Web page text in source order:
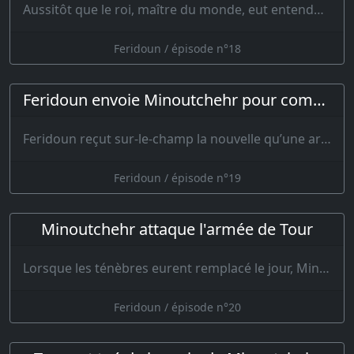
Aussitôt que le roi, maître du monde, eut entendu ce message de ses deux fils aux intent…
Feridoun / épisode n°18
Feridoun envoie Minoutchehr pour combattre Tour et Selm
Feridoun reçut sur-le-champ la nouvelle qu’une armée avait pass…
Feridoun / épisode n°19
Minoutchehr attaque l'armée de Tour
Lorsque les ténèbres eurent remplacé le jour, Minoutchehr envoya son avant-garde su…
Feridoun / épisode n°20